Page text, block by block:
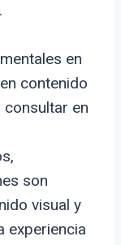
en
contenido
en
son
visual y
experiencia